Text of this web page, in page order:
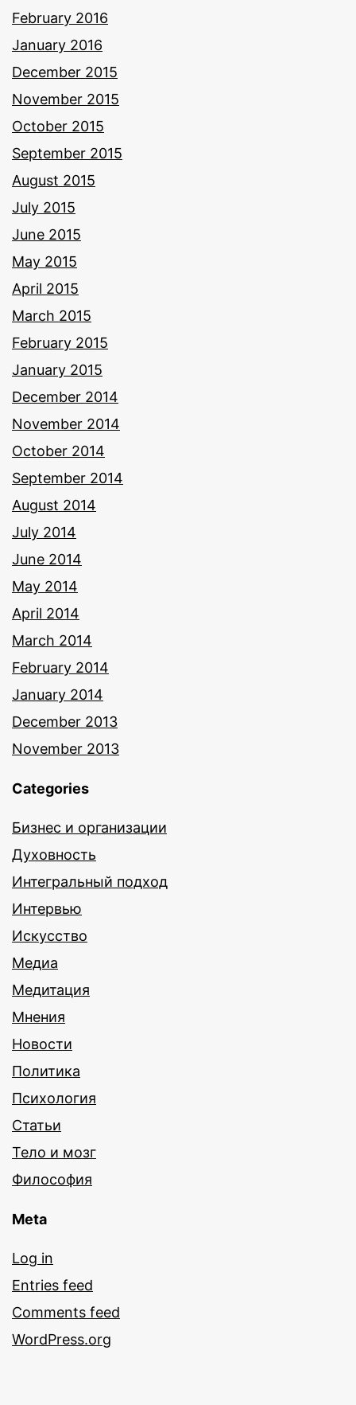
February 2016
January 2016
December 2015
November 2015
October 2015
September 2015
August 2015
July 2015
June 2015
May 2015
April 2015
March 2015
February 2015
January 2015
December 2014
November 2014
October 2014
September 2014
August 2014
July 2014
June 2014
May 2014
April 2014
March 2014
February 2014
January 2014
December 2013
November 2013
Categories
Бизнес и организации
Духовность
Интегральный подход
Интервью
Искусство
Медиа
Медитация
Мнения
Новости
Политика
Психология
Статьи
Тело и мозг
Философия
Meta
Log in
Entries feed
Comments feed
WordPress.org